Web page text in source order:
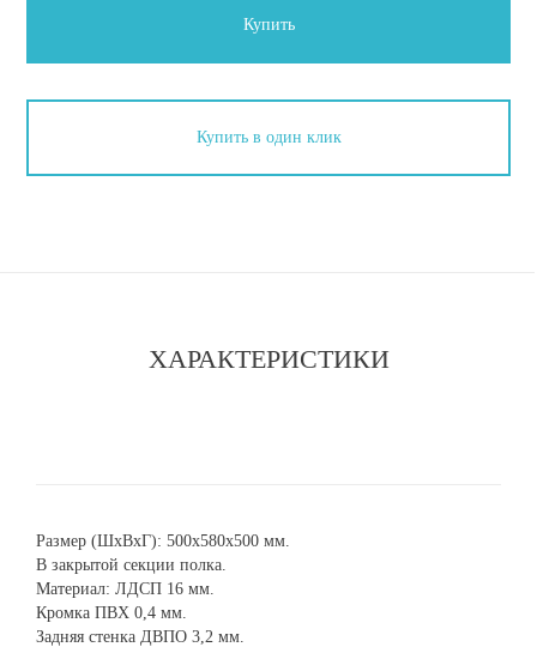
Купить
Купить в один клик
ХАРАКТЕРИСТИКИ
Размер (ШхВхГ): 500х580х500 мм.
В закрытой секции полка.
Материал: ЛДСП 16 мм.
Кромка ПВХ 0,4 мм.
Задняя стенка ДВПО 3,2 мм.